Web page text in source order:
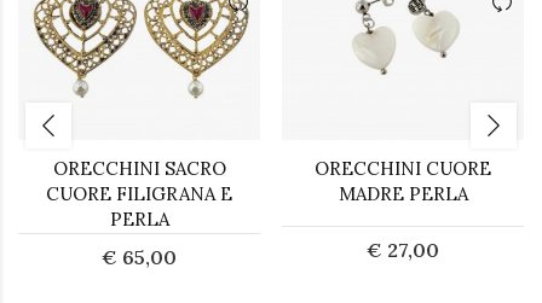
ORECCHINI SACRO
CUORE FILIGRANA E
PERLA
€ 65,00
ORECCHINI CUORE
MADRE PERLA
€ 27,00